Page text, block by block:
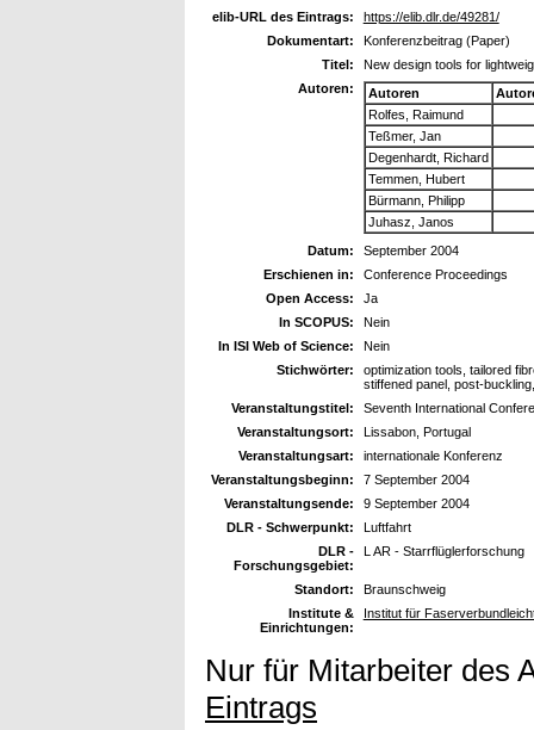
elib-URL des Eintrags:
https://elib.dlr.de/49281/
Dokumentart:
Konferenzbeitrag (Paper)
Titel:
New design tools for
Autoren:
Autoren
Rolfes, Raimund
Teßmer, Jan
Degenhardt, Richard
Temmen, Hubert
Bürmann, Philipp
Juhasz, Janos
Datum:
September 2004
Erschienen in:
Conference Proceedings
Open Access:
Ja
In SCOPUS:
Nein
In ISI Web of Science:
Nein
Stichwörter:
optimization tools, tailored
stiffened panel, post-
Veranstaltungstitel:
Seventh International
Veranstaltungsort:
Lissabon, Portugal
Veranstaltungsart:
internationale Konferenz
Veranstaltungsbeginn:
7 September 2004
Veranstaltungsende:
9 September 2004
DLR - Schwerpunkt:
Luftfahrt
DLR -
Forschungsgebiet:
L AR - Starrflüglerforschung
Standort:
Braunschweig
Institute &
Einrichtungen:
Institut für
Nur für Mitarbeiter des
Eintrags